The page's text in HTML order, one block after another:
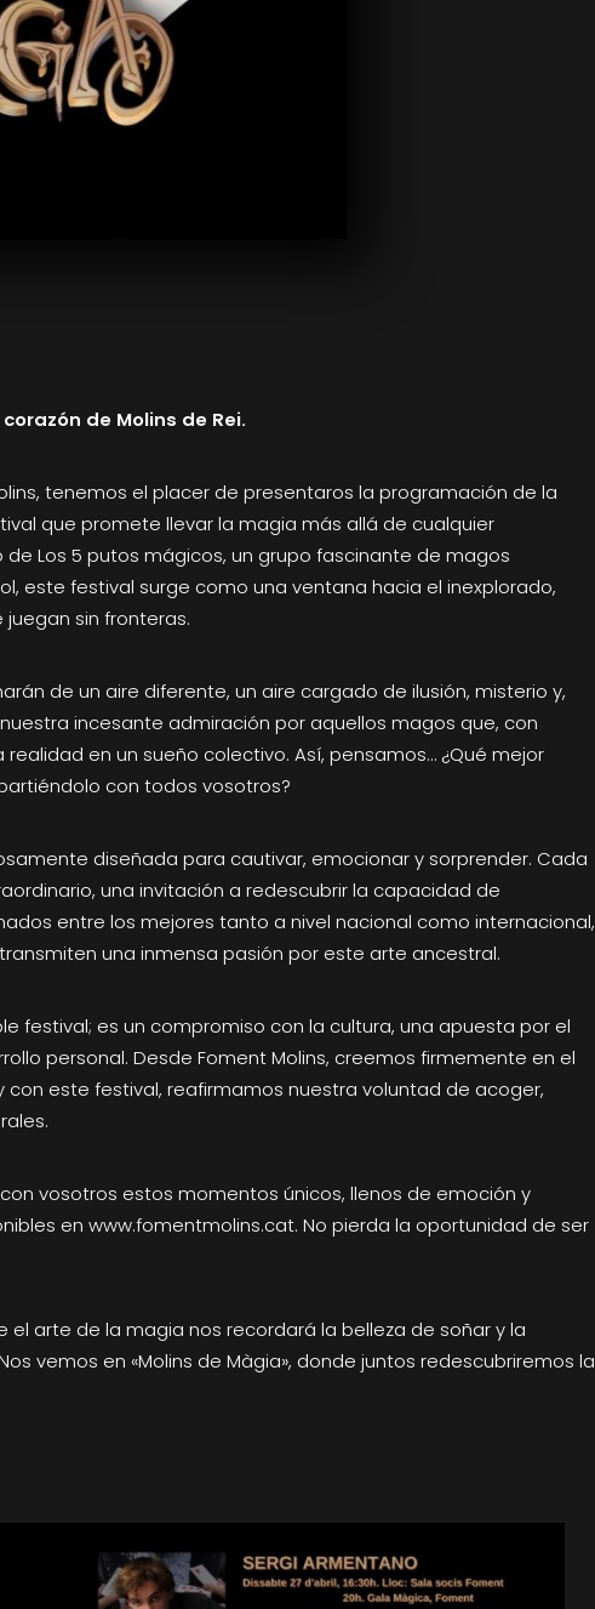
de Molins de Rei.
tenemos el placer de presentaros la programación de la
que promete llevar la magia más allá de cualquier
Los 5 putos mágicos, un grupo fascinante de magos
este festival surge como una ventana hacia el inexplorado,
sin fronteras.
de un aire diferente, un aire cargado de ilusión, misterio y,
incesante admiración por aquellos magos que, con
en un sueño colectivo. Así, pensamos… ¿Qué mejor
con todos vosotros?
diseñada para cautivar, emocionar y sorprender. Cada
una invitación a redescubrir la capacidad de
entre los mejores tanto a nivel nacional como internacional,
una inmensa pasión por este arte ancestral.
festival; es un compromiso con la cultura, una apuesta por el
personal. Desde Foment Molins, creemos firmemente en el
este festival, reafirmamos nuestra voluntad de acoger,
vosotros estos momentos únicos, llenos de emoción y
en www.fomentmolins.cat. No pierda la oportunidad de ser
el arte de la magia nos recordará la belleza de soñar y la
vemos en «Molins de Màgia», donde juntos redescubriremos la